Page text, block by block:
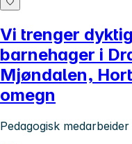
Vi trenger
barnehager i
Mjøndalen,
omegn
Pedagogisk medarbeider